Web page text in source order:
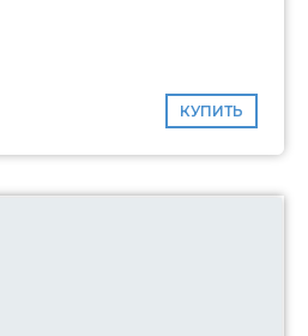
КУПИТЬ